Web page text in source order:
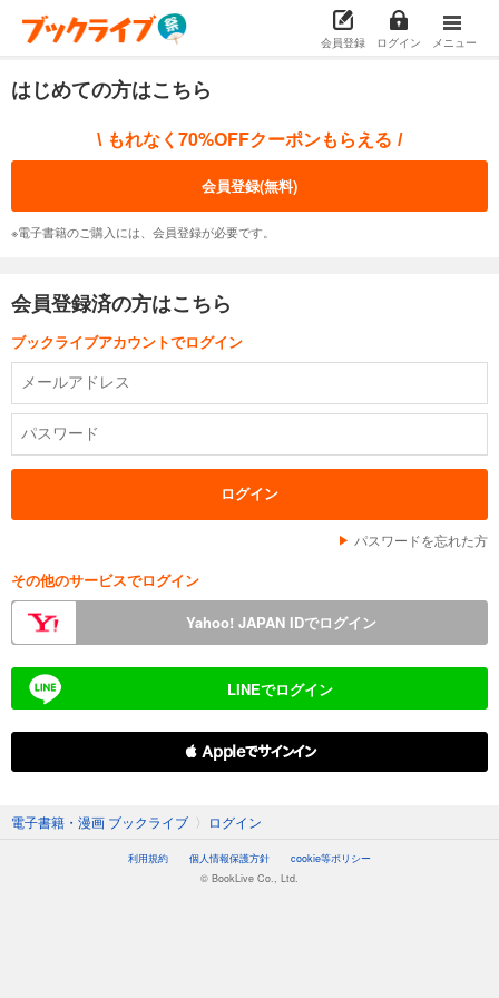
会員登録 ログイン メニュー
はじめての方はこちら
\ もれなく70%OFFクーポンもらえる /
会員登録(無料)
※電子書籍のご購入には、会員登録が必要です。
会員登録済の方はこちら
ブックライブアカウントでログイン
パスワードを忘れた方
その他のサービスでログイン
Yahoo! JAPAN IDでログイン
LINEでログイン
 Appleでサインイン
電子書籍・漫画 ブックライブ 〉 ログイン
利用規約 個人情報保護方針
cookie等ポリシー
© BookLive Co., Ltd.